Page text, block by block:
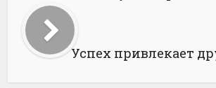
Успех привлекает